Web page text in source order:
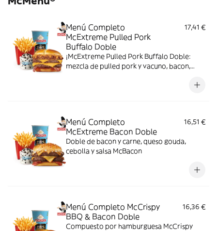
Menú Completo
McExtreme Pulled Pork
Buffalo Doble
17,41 €
¡McExtreme Pulled Pork Buffalo Doble:
mezcla de pulled pork y vacuno, bacon,
Menú Completo
McExtreme Bacon Doble
16,51 €
Doble de bacon y carne, queso gouda,
cebolla y salsa McBacon
Menú Completo McCrispy
BBQ & Bacon Doble
16,36 €
Compuesto por hamburguesa McCrispy